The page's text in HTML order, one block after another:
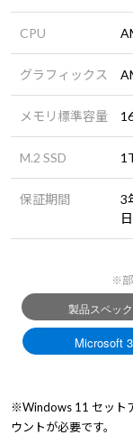
CPU
グラフィックス
メモリ標準容量
M.2 SSD
保証期間
3
※部
※Windows 11 セット
ウントが必要です。